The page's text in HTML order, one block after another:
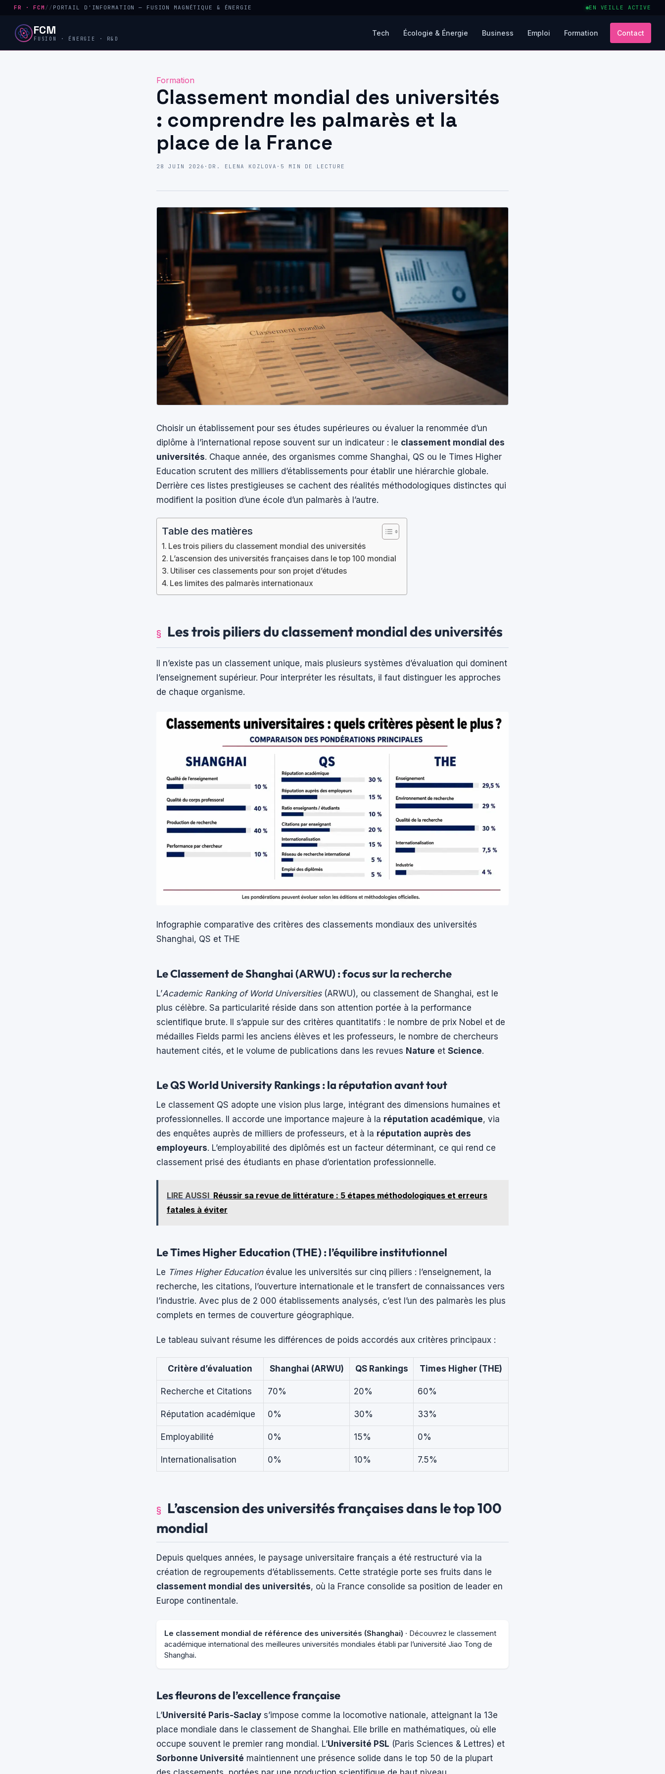
FR · FCM // PORTAIL D'INFORMATION — FUSION MAGNÉTIQUE & ÉNERGIE EN VEILLE ACTIVE
FCM
FUSION · ÉNERGIE · R&D
Tech Écologie & Énergie Business Emploi Formation Contact
Formation
Classement mondial des universités
: comprendre les palmarès et la
place de la France
28 JUIN 2026 · DR. ELENA KOZLOVA · 5 MIN DE LECTURE
Choisir un établissement pour ses études supérieures ou évaluer la renommée d’un
diplôme à l’international repose souvent sur un indicateur : le classement mondial des
universités. Chaque année, des organismes comme Shanghai, QS ou le Times Higher
Education scrutent des milliers d’établissements pour établir une hiérarchie globale.
Derrière ces listes prestigieuses se cachent des réalités méthodologiques distinctes qui
modifient la position d’une école d’un palmarès à l’autre.
Table des matières
Les trois piliers du classement mondial des universités
L’ascension des universités françaises dans le top 100 mondial
Utiliser ces classements pour son projet d’études
Les limites des palmarès internationaux
Les trois piliers du classement mondial des universités
Il n’existe pas un classement unique, mais plusieurs systèmes d’évaluation qui dominent
l’enseignement supérieur. Pour interpréter les résultats, il faut distinguer les approches
de chaque organisme.
Infographie comparative des critères des classements mondiaux des universités
Shanghai, QS et THE
Le Classement de Shanghai (ARWU) : focus sur la recherche
L’Academic Ranking of World Universities(ARWU), ou classement de Shanghai, est le
plus célèbre. Sa particularité réside dans son attention portée à la performance
scientifique brute. Il s’appuie sur des critères quantitatifs : le nombre de prix Nobel et de
médailles Fields parmi les anciens élèves et les professeurs, le nombre de chercheurs
hautement cités, et le volume de publications dans les revues Nature et Science.
Le QS World University Rankings : la réputation avant tout
Le classement QS adopte une vision plus large, intégrant des dimensions humaines et
professionnelles. Il accorde une importance majeure à la réputation académique, via
des enquêtes auprès de milliers de professeurs, et à la réputation auprès des
employeurs. L’employabilité des diplômés est un facteur déterminant, ce qui rend ce
classement prisé des étudiants en phase d’orientation professionnelle.
LIRE AUSSI Réussir sa revue de littérature : 5 étapes méthodologiques et erreurs
fatales à éviter
Le Times Higher Education (THE) : l’équilibre institutionnel
Le Times Higher Educationévalue les universités sur cinq piliers : l’enseignement, la
recherche, les citations, l’ouverture internationale et le transfert de connaissances vers
l’industrie. Avec plus de 2 000 établissements analysés, c’est l’un des palmarès les plus
complets en termes de couverture géographique.
Le tableau suivant résume les différences de poids accordés aux critères principaux :
Critère d’évaluation Shanghai (ARWU) QS Rankings Times Higher (THE)
Recherche et Citations 70% 20% 60%
Réputation académique 0% 30% 33%
Employabilité 0% 15% 0%
Internationalisation 0% 10% 7.5%
L’ascension des universités françaises dans le top 100
mondial
Depuis quelques années, le paysage universitaire français a été restructuré via la
création de regroupements d’établissements. Cette stratégie porte ses fruits dans le
classement mondial des universités, où la France consolide sa position de leader en
Europe continentale.
Le classement mondial de référence des universités (Shanghai) · Découvrez le classement
académique international des meilleures universités mondiales établi par l’université Jiao Tong de
Shanghai.
Les fleurons de l’excellence française
L’Université Paris-Saclay s’impose comme la locomotive nationale, atteignant la 13e
place mondiale dans le classement de Shanghai. Elle brille en mathématiques, où elle
occupe souvent le premier rang mondial. L’Université PSL (Paris Sciences & Lettres) et
Sorbonne Université maintiennent une présence solide dans le top 50 de la plupart